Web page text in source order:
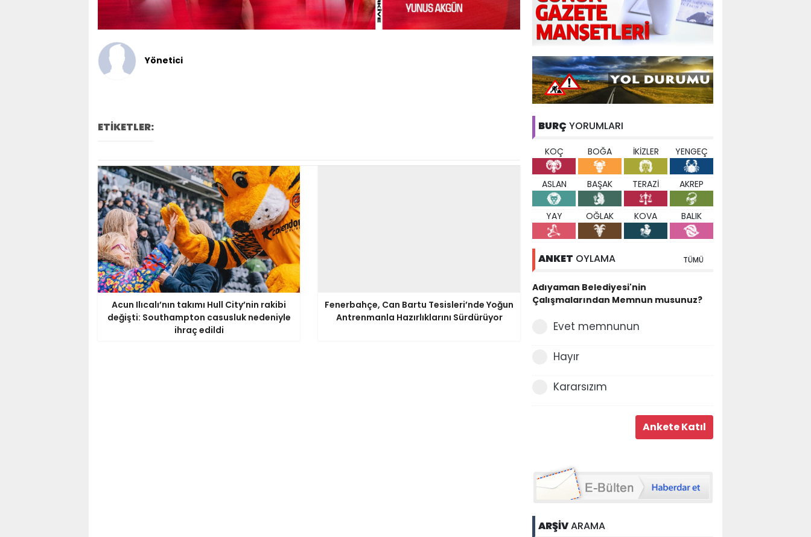
Yönetici
ETİKETLER:
Acun Ilıcalı’nın takımı Hull City’nin rakibi
değişti: Southampton casusluk nedeniyle
ihraç edildi
Fenerbahçe, Can Bartu Tesisleri’nde Yoğun
Antrenmanla Hazırlıklarını Sürdürüyor
BURÇ YORUMLARI
KOÇ BOĞA İKİZLER YENGEÇ
ASLAN BAŞAK TERAZİ AKREP
YAY OĞLAK KOVA BALIK
ANKET OYLAMA TÜMÜ
Adıyaman Belediyesi'nin
Çalışmalarından Memnun musunuz?
Evet memnunun
Hayır
Kararsızım
ARŞİVARAMA